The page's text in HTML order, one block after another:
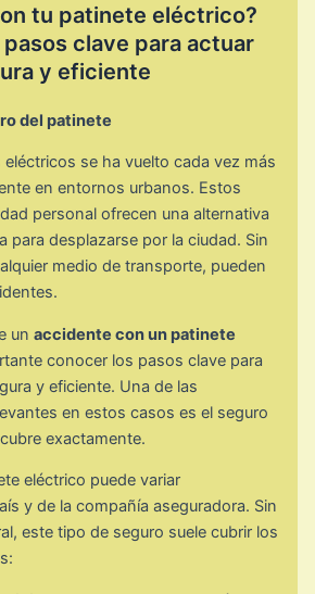
tu patinete eléctrico?
clave para actuar
y eficiente
del patinete
se ha vuelto cada vez más
en entornos urbanos. Estos
personal ofrecen una alternativa
para desplazarse por la ciudad. Sin
medio de transporte, pueden
unaccidente con un patinete
conocer los pasos clave para
y eficiente. Una de las
en estos casos es el seguro
exactamente.
eléctrico puede variar
y de la compañía aseguradora. Sin
este tipo de seguro suele cubrir los